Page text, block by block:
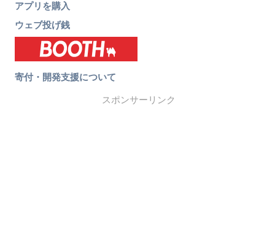
アプリを購入
ウェブ投げ銭
寄付・開発支援について
スポンサーリンク